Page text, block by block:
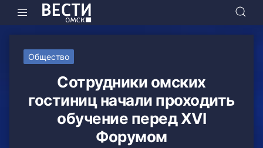
Общество
Сотрудники омских
гостиниц начали проходить
обучение перед XVI
Форумом